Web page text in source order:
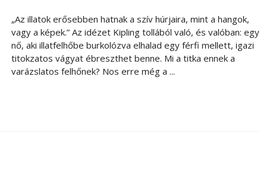
„Az illatok erősebben hatnak a szív húrjaira, mint a hangok,
vagy a képek.” Az idézet Kipling tollából való, és valóban: egy
nő, aki illatfelhőbe burkolózva elhalad egy férfi mellett, igazi
titokzatos vágyat ébreszthet benne. Mi a titka ennek a
varázslatos felhőnek? Nos erre még a ...